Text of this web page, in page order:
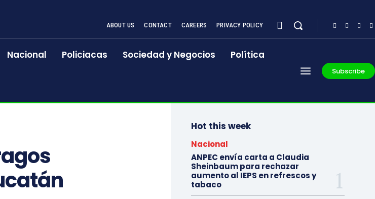
ABOUT US CONTACT CAREERS PRIVACY POLICY
Nacional Policiacas Sociedad y Negocios Política
Subscribe
Hot this week
Nacional
ANPEC envía carta a Claudia
Sheinbaum para rechazar
aumento al IEPS en refrescos y
tabaco